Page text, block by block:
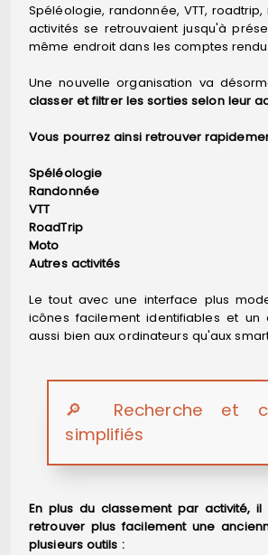
Spéléologie, randonnée, VTT,
activités se retrouvaient jusqu'à
même endroit dans les comptes
Une nouvelle organisation va
classer et filtrer les sorties selon leur
Vous pourrez ainsi retrouver
Spéléologie
Randonnée
VTT
RoadTrip
Moto
Autres activités
Le tout avec une interface plus
icônes facilement identifiables et un
aussi bien aux ordinateurs qu'aux
🔎 Recherche et
simplifiés
En plus du classement par activité,
retrouver plus facilement une
plusieurs outils :